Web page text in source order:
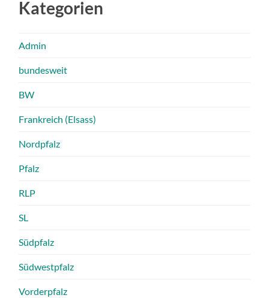
Kategorien
Admin
bundesweit
BW
Frankreich (Elsass)
Nordpfalz
Pfalz
RLP
SL
Südpfalz
Südwestpfalz
Vorderpfalz